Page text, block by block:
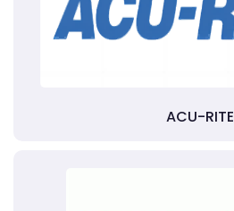
ACU-RITE